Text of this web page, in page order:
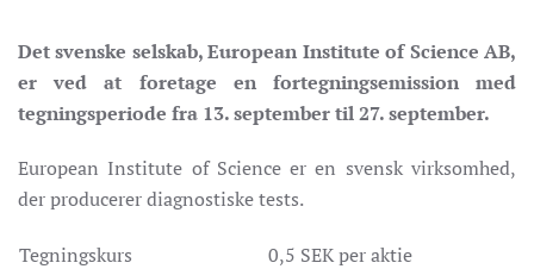
Det svenske selskab, European Institute of Science AB,
er ved at foretage en fortegningsemission med
tegningsperiode fra 13. september til 27. september.
European Institute of Science er en svensk virksomhed,
der producerer diagnostiske tests.
Tegningskurs
0,5 SEK per aktie